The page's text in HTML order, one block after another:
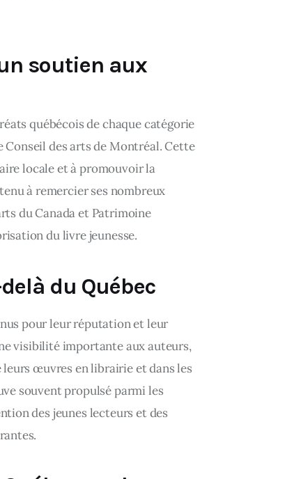
soutien aux
québécois de chaque catégorie
Conseil des arts de Montréal. Cette
locale et à promouvoir la
à remercier ses nombreux
du Canada et Patrimoine
du livre jeunesse.
du Québec
pour leur réputation et leur
visibilité importante aux auteurs,
œuvres en librairie et dans les
souvent propulsé parmi les
des jeunes lecteurs et des